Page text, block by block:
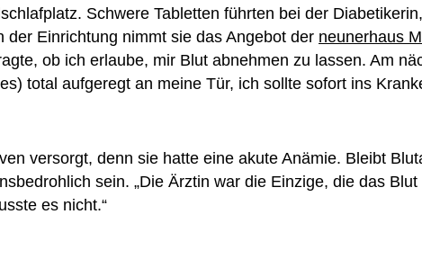
Schwere Tabletten führten bei der
Einrichtung nimmt sie das Angebot der neunerhaus
ob ich erlaube, mir Blut abnehmen zu lassen. Am
total aufgeregt an meine Tür, ich sollte sofort ins
versorgt, denn sie hatte eine akute Anämie. Bleibt
sein. „Die Ärztin war die Einzige, die das Blut
es nicht.“